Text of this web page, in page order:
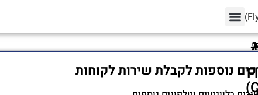
Cargo)
נוספות לקבלת שירות לקוחות